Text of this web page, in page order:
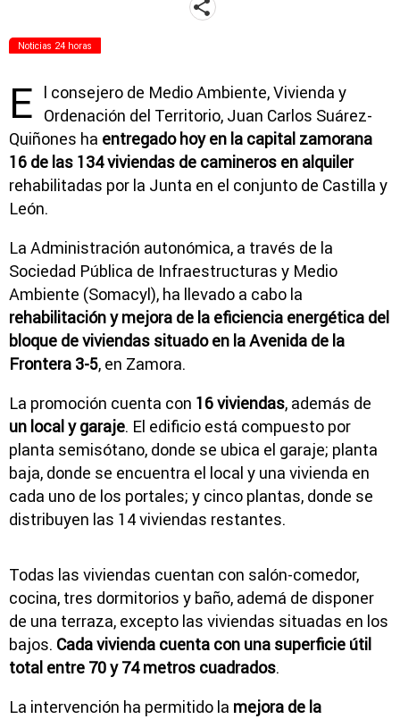
Noticias 24 horas
E
l consejero de Medio Ambiente, Vivienda y
Ordenación del Territorio, Juan Carlos Suárez-
Quiñones ha entregado hoy en la capital zamorana
16 de las 134 viviendas de camineros en alquiler
rehabilitadas por la Junta en el conjunto de Castilla y
León.
La Administración autonómica, a través de la
Sociedad Pública de Infraestructuras y Medio
Ambiente (Somacyl), ha llevado a cabo la
rehabilitación y mejora de la eficiencia energética del
bloque de viviendas situado en la Avenida de la
Frontera 3-5, en Zamora.
La promoción cuenta con 16 viviendas, además de
un local y garaje. El edificio está compuesto por
planta semisótano, donde se ubica el garaje; planta
baja, donde se encuentra el local y una vivienda en
cada uno de los portales; y cinco plantas, donde se
distribuyen las 14 viviendas restantes.
Todas las viviendas cuentan con salón-comedor,
cocina, tres dormitorios y baño, ademá de disponer
de una terraza, excepto las viviendas situadas en los
bajos. Cada vivienda cuenta con una superficie útil
total entre 70 y 74 metros cuadrados.
La intervención ha permitido la mejora de la